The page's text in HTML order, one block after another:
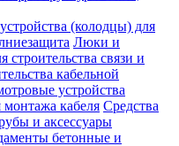
(колодцы) для
Люки и
связи и
кабельной
устройства
кабеля Средства
и аксессуары
бетонные и